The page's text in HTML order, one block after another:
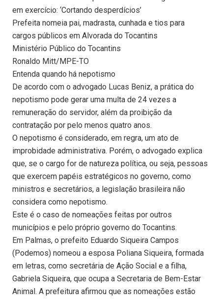
em exercício: ‘Cortando desperdícios’
Prefeita nomeia pai, madrasta, cunhada e tios para
cargos públicos em Alvorada do Tocantins
Ministério Público do Tocantins
Ronaldo Mitt/MPE-TO
Entenda quando há nepotismo
De acordo com o advogado Lucas Beniz, a prática do
nepotismo pode gerar uma multa de 24 vezes a
remuneração do servidor, além da proibição da
contratação por pelo menos quatro anos.
O nepotismo é considerado, em regra, um ato de
improbidade administrativa. Porém, o advogado explica
que, se o cargo for de natureza política, ou seja, pessoas
que exercem papéis estratégicos no governo, como
ministros e secretários, a legislação brasileira não
considera como nepotismo.
Este é o caso de nomeações feitas por outros
municípios e pelo próprio governo do Tocantins.
Em Palmas, o prefeito Eduardo Siqueira Campos
(Podemos) nomeou a esposa Poliana Siqueira, formada
em letras, como secretária de Ação Social e a filha,
Gabriela Siqueira, que ocupa a Secretaria de Bem-Estar
Animal. A prefeitura afirmou que as nomeações estão